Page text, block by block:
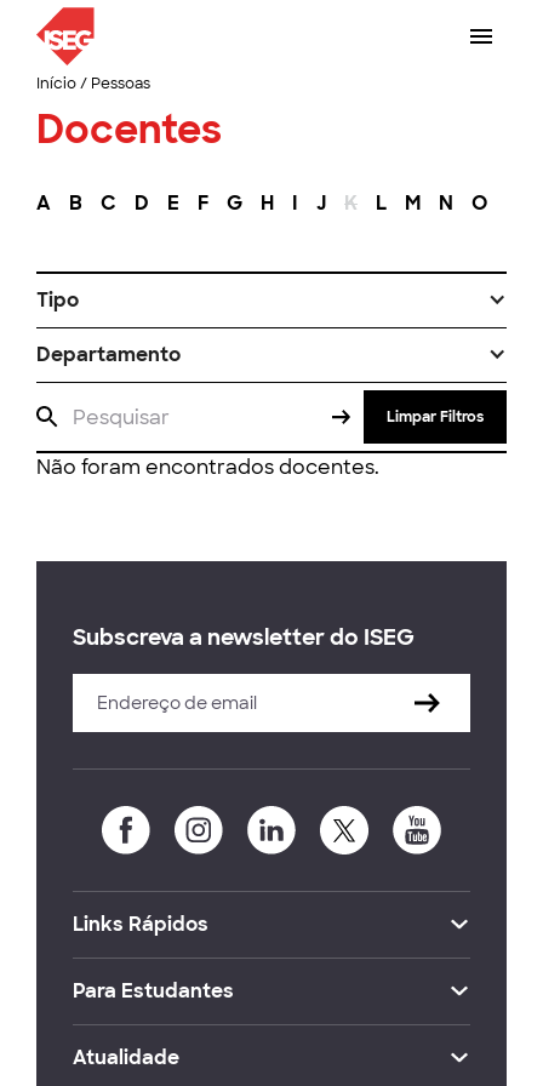
Início/ Pessoas
Docentes
A B C D E F G H I J K L M N O
Tipo
Departamento
Limpar Filtros
Não foram encontrados docentes.
Subscreva a newsletter do ISEG
Links Rápidos
Para Estudantes
Atualidade